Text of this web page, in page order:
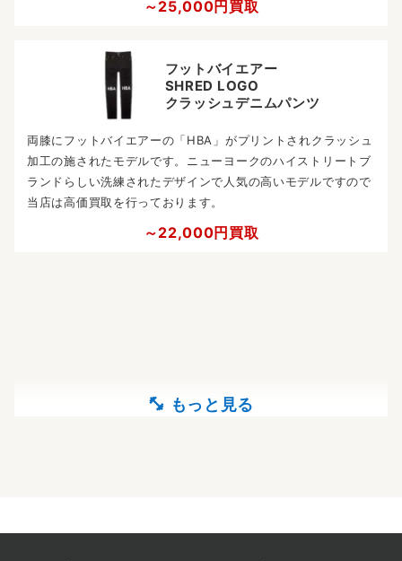
～25,000円買取
フットバイエアー
SHRED LOGO
クラッシュデニムパンツ
両膝にフットバイエアーの「HBA」がプリントされクラッシュ
加工の施されたモデルです。ニューヨークのハイストリートブ
ランドらしい洗練されたデザインで人気の高いモデルですので
当店は高価買取を行っております。
～22,000円買取